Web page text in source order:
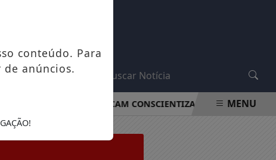
CAMINHADAS BUSCAM CONSCIENTIZAR POPULAÇÃO
MENU
conteúdo. Para
anúncios.